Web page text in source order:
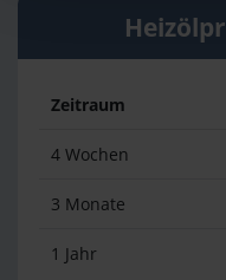
Zeitraum
4 Wochen
3 Monate
1 Jahr